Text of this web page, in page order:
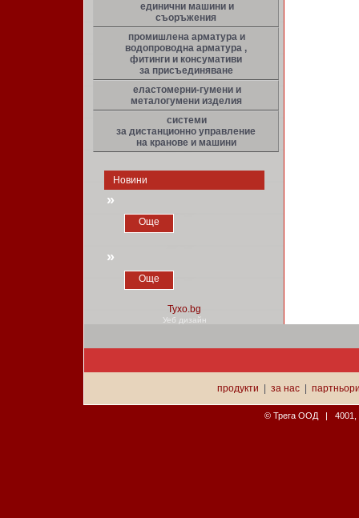
единични машини и
съоръжения
промишлена арматура и
водопроводна арматура ,
фитинги и консумативи
за присъединяване
еластомерни-гумени и
металогумени изделия
системи
за дистанционно управление
на кранове и машини
Новини
»
Още
»
Още
Уеб дизайн
продукти за нас|
© Трега ООД | 4001,